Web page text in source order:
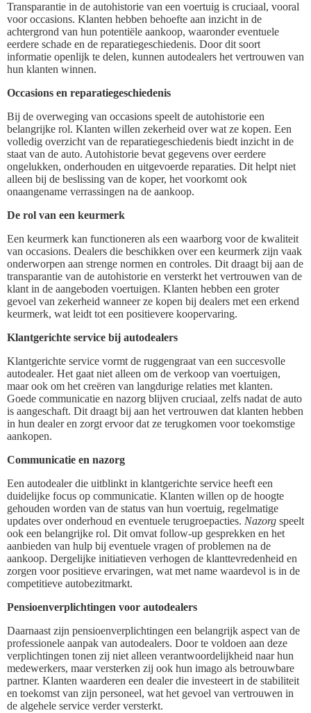
Transparantie in de autohistorie van een voertuig is cruciaal, vooral
voor occasions. Klanten hebben behoefte aan inzicht in de
achtergrond van hun potentiële aankoop, waaronder eventuele
eerdere schade en de reparatiegeschiedenis. Door dit soort
informatie openlijk te delen, kunnen autodealers het vertrouwen van
hun klanten winnen.
Occasions en reparatiegeschiedenis
Bij de overweging van occasions speelt de autohistorie een
belangrijke rol. Klanten willen zekerheid over wat ze kopen. Een
volledig overzicht van de reparatiegeschiedenis biedt inzicht in de
staat van de auto. Autohistorie bevat gegevens over eerdere
ongelukken, onderhouden en uitgevoerde reparaties. Dit helpt niet
alleen bij de beslissing van de koper, het voorkomt ook
onaangename verrassingen na de aankoop.
De rol van een keurmerk
Een keurmerk kan functioneren als een waarborg voor de kwaliteit
van occasions. Dealers die beschikken over een keurmerk zijn vaak
onderworpen aan strenge normen en controles. Dit draagt bij aan de
transparantie van de autohistorie en versterkt het vertrouwen van de
klant in de aangeboden voertuigen. Klanten hebben een groter
gevoel van zekerheid wanneer ze kopen bij dealers met een erkend
keurmerk, wat leidt tot een positievere koopervaring.
Klantgerichte service bij autodealers
Klantgerichte service vormt de ruggengraat van een succesvolle
autodealer. Het gaat niet alleen om de verkoop van voertuigen,
maar ook om het creëren van langdurige relaties met klanten.
Goede communicatie en nazorg blijven cruciaal, zelfs nadat de auto
is aangeschaft. Dit draagt bij aan het vertrouwen dat klanten hebben
in hun dealer en zorgt ervoor dat ze terugkomen voor toekomstige
aankopen.
Communicatie en nazorg
Een autodealer die uitblinkt in klantgerichte service heeft een
duidelijke focus op communicatie. Klanten willen op de hoogte
gehouden worden van de status van hun voertuig, regelmatige
updates over onderhoud en eventuele terugroepacties. Nazorg speelt
ook een belangrijke rol. Dit omvat follow-up gesprekken en het
aanbieden van hulp bij eventuele vragen of problemen na de
aankoop. Dergelijke initiatieven verhogen de klanttevredenheid en
zorgen voor positieve ervaringen, wat met name waardevol is in de
competitieve autobezitmarkt.
Pensioenverplichtingen voor autodealers
Daarnaast zijn pensioenverplichtingen een belangrijk aspect van de
professionele aanpak van autodealers. Door te voldoen aan deze
verplichtingen tonen zij niet alleen verantwoordelijkheid naar hun
medewerkers, maar versterken zij ook hun imago als betrouwbare
partner. Klanten waarderen een dealer die investeert in de stabiliteit
en toekomst van zijn personeel, wat het gevoel van vertrouwen in
de algehele service verder versterkt.